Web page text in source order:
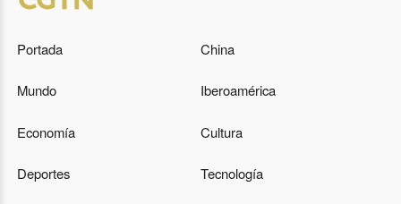
Portada China
Mundo Iberoamérica
Economía Cultura
Deportes Tecnología